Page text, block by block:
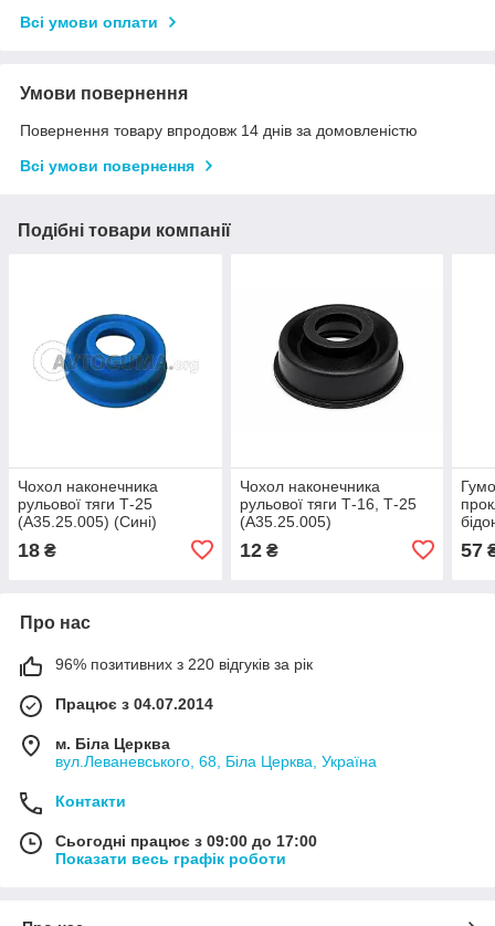
Всі умови оплати
Умови повернення
Повернення товару впродовж 14 днів за домовленістю
Всі умови повернення
Подібні товари компанії
Чохол наконечника
рульової тяги Т-25
(А35.25.005) (Сині)
18 ₴
Чохол наконечника
рульової тяги Т-16, Т-25
(А35.25.005)
12₴ 57
Про нас
96% позитивних з 220 відгуків за рік
Працює з 04.07.2014
м. Біла Церква
вул.Леваневського, 68, Біла Церква, Україна
Контакти
Сьогодні працює з 09:00 до 17:00
Показати весь графік роботи